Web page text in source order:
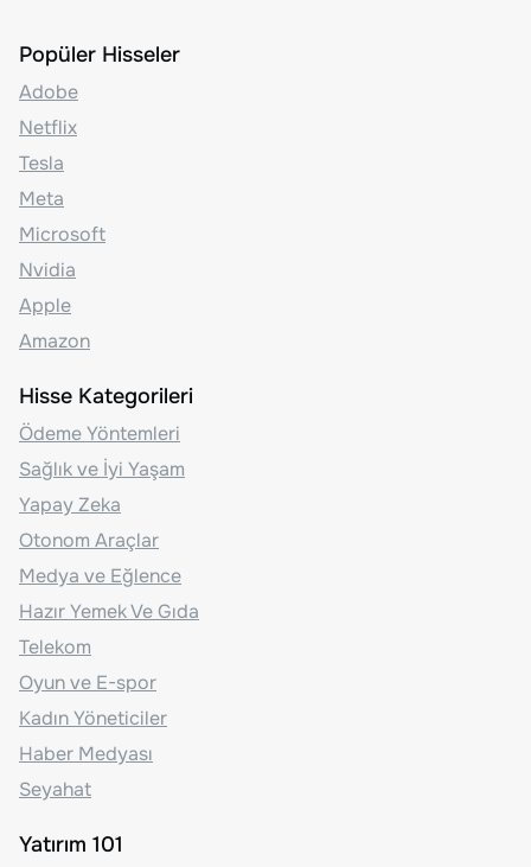
Popüler Hisseler
Adobe
Netflix
Tesla
Meta
Microsoft
Nvidia
Apple
Amazon
Hisse Kategorileri
Ödeme Yöntemleri
Sağlık ve İyi Yaşam
Yapay Zeka
Otonom Araçlar
Medya ve Eğlence
Hazır Yemek Ve Gıda
Telekom
Oyun ve E-spor
Kadın Yöneticiler
Haber Medyası
Seyahat
Yatırım 101